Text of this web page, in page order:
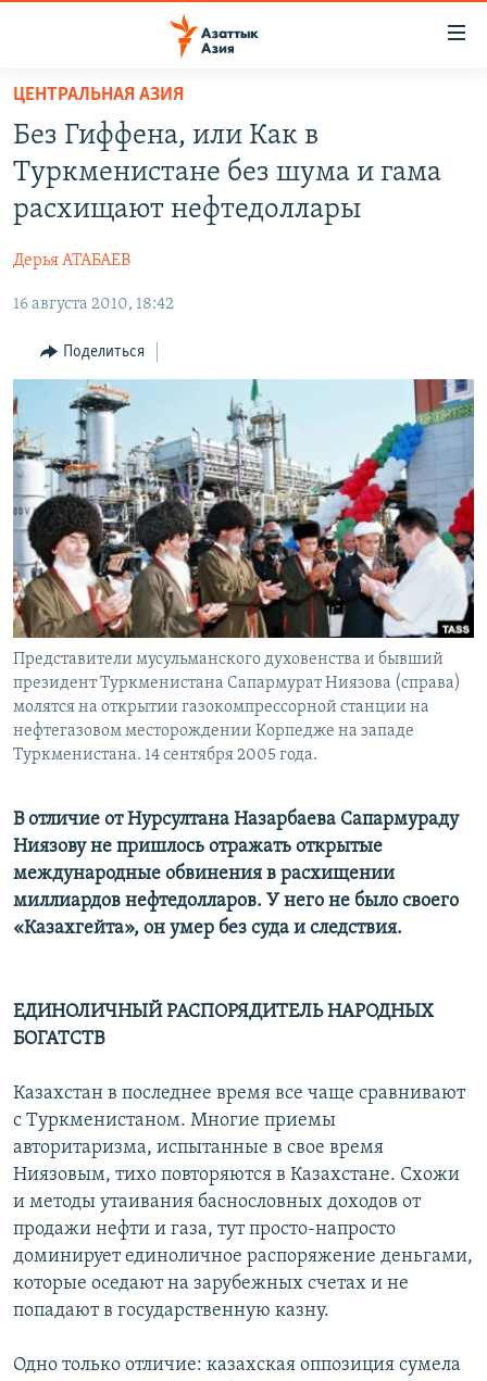
Вернуться
основному
содержанию
Вернутся
главной
навигации
Вернутся
поиску
ЦЕНТРАЛЬНАЯ АЗИЯ
КАЗАХСТАН
НОВОСТИ
ВОЙНА В УКРАИНЕ
КЫРГЫЗЧА
ЎЗБЕКЧА
ТОҶИКӢ
TÜRKMENÇE
Все сайты РСЕ/РС
ЦЕНТРАЛЬНАЯ АЗИЯ
Без Гиффена, или Как в
Туркменистане без шума и гама
расхищают нефтедоллары
Дерья АТАБАЕВ
16 августа 2010, 18:42
Поделиться
Представители мусульманского духовенства и бывший
президент Туркменистана Сапармурат Ниязова (справа)
молятся на открытии газокомпрессорной станции на
нефтегазовом месторождении Корпедже на западе
Туркменистана. 14 сентября 2005 года.
В отличие от Нурсултана Назарбаева Сапармураду
Ниязову не пришлось отражать открытые
международные обвинения в расхищении
миллиардов нефтедолларов. У него не было своего
«Казахгейта», он умер без суда и следствия.
ЕДИНОЛИЧНЫЙ РАСПОРЯДИТЕЛЬ НАРОДНЫХ
БОГАТСТВ
Казахстан в последнее время все чаще сравнивают
с Туркменистаном. Многие приемы
авторитаризма, испытанные в свое время
Ниязовым, тихо повторяются в Казахстане. Схожи
и методы утаивания баснословных доходов от
продажи нефти и газа, тут просто-напросто
доминирует единоличное распоряжение деньгами,
которые оседают на зарубежных счетах и не
попадают в государственную казну.
Одно только отличие: казахская оппозиция сумела